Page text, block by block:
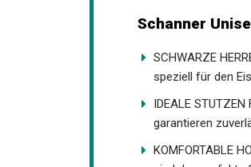
Schanner
SCHWARZE
speziell für den
IDEALE
garantieren
KOMFORTABLE